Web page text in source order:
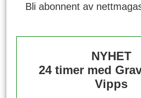
Bli abonnent av
NYHET
24 timer med
Vipps